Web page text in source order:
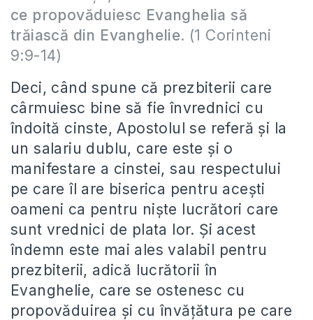
ce propovăduiesc Evanghelia să
trăiască din Evanghelie. (1 Corinteni
9:9-14)
Deci, când spune că prezbiterii care
cârmuiesc bine să fie învrednici cu
îndoită cinste, Apostolul se referă şi la
un salariu dublu, care este şi o
manifestare a cinstei, sau respectului
pe care îl are biserica pentru aceşti
oameni ca pentru nişte lucrători care
sunt vrednici de plata lor. Şi acest
îndemn este mai ales valabil pentru
prezbiterii, adică lucrătorii în
Evanghelie, care se ostenesc cu
propovăduirea şi cu învăţătura pe care